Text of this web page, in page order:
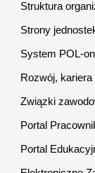
Struktura
Strony
System POL-on
Rozwój, kariera
Związki
Portal
Portal